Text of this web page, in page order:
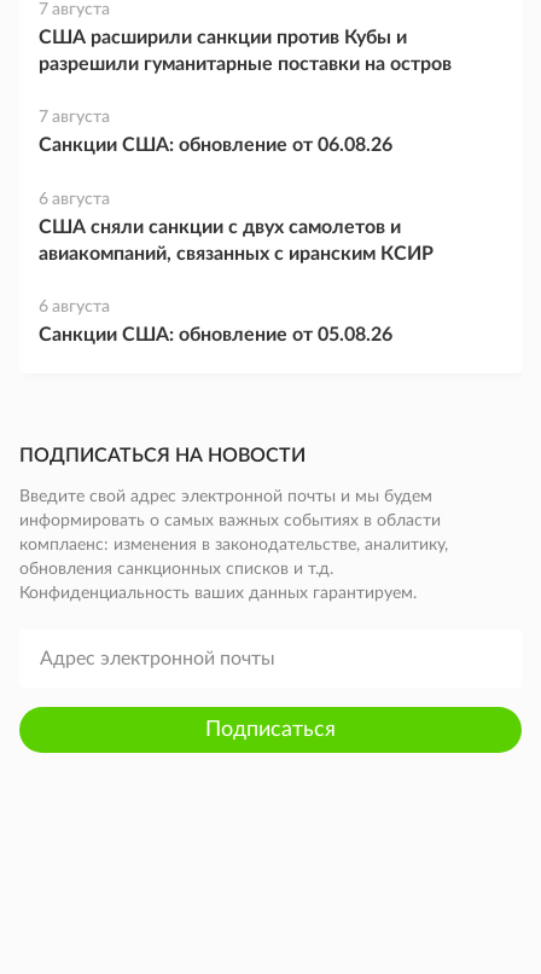
7 августа
США расширили санкции против Кубы и
разрешили гуманитарные поставки на остров
7 августа
Санкции США: обновление от 06.08.26
6 августа
США сняли санкции с двух самолетов и
авиакомпаний, связанных с иранским КСИР
6 августа
Санкции США: обновление от 05.08.26
ПОДПИСАТЬСЯ НА НОВОСТИ
Введите свой адрес электронной почты и мы будем
информировать о самых важных событиях в области
комплаенс: изменения в законодательстве, аналитику,
обновления санкционных списков и т.д.
Конфиденциальность ваших данных гарантируем.
Подписаться